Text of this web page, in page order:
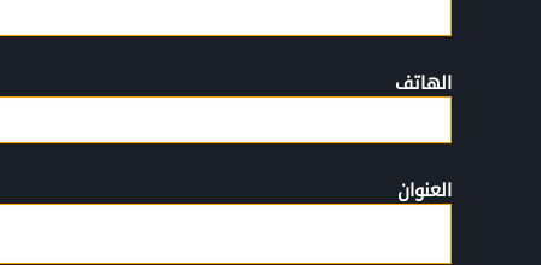
الهاتف
العنوان